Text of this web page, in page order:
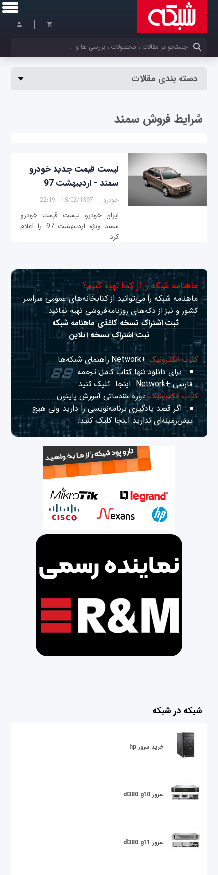
کلمات کلیدی خود را وارد کنید
دسته بندی مقالات
شرایط فروش سمند
لیست قیمت جدید خودرو
سمند - اردیبهشت 97
خودرو 18/02/1397 - 22:19
ایران خودرو لیست قیمت خودرو
سمند ویژه اردیبهشت 97 را اعلام
کرد.
ماهنامه شبکه را از کجا تهیه کنیم؟
ماهنامه شبکه را می‌توانید از کتابخانه‌های عمومی سراسر
کشور و نیز از دکه‌های روزنامه‌فروشی تهیه نمائید.
ثبت اشتراک نسخه کاغذی ماهنامه شبکه
ثبت اشتراک نسخه آنلاین
کتاب الکترونیک+Network راهنمای شبکه‌ها
برای دانلود تنها کتاب کامل ترجمه
فارسی +Network
اینجا کلیک کنید.
کتاب الکترونیکدوره مقدماتی آموزش پایتون
اگر قصد یادگیری برنامه‌نویسی را دارید ولی هیچ
پیش‌زمینه‌ای نداریداینجا کلیک کنید.
شبکه در شبکه
خرید سرور hp
سرور dl380 g10
سرور dl380 g11